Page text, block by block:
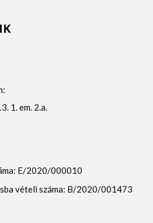
1. em. 2.a.
E/2020/000010
vételi száma: B/2020/001473